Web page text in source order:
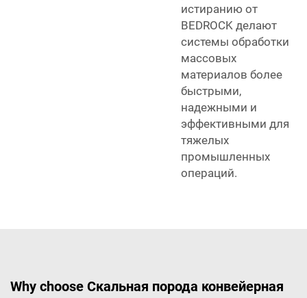
истиранию от
BEDROCK делают
системы обработки
массовых
материалов более
быстрыми,
надежными и
эффективными для
тяжелых
промышленных
операций.
Why choose Скальная порода конвейерная